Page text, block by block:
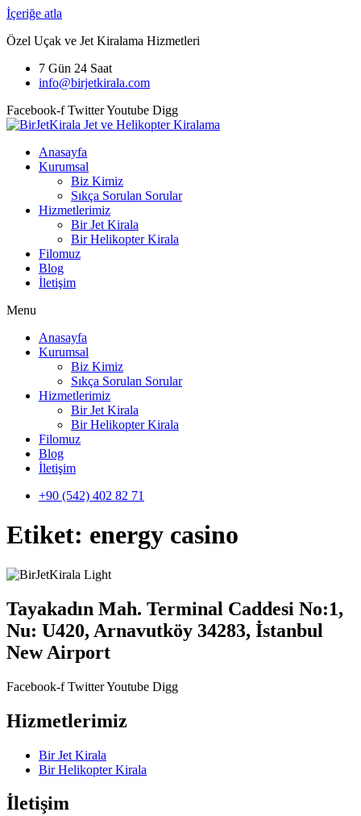
İçeriğe atla
Özel Uçak ve Jet Kiralama Hizmetleri
7 Gün 24 Saat
info@birjetkirala.com
Facebook-f TwitterYoutube Digg
Anasayfa
Kurumsal
Biz Kimiz
Sıkça Sorulan Sorular
Hizmetlerimiz
Bir Jet Kirala
Bir Helikopter Kirala
Filomuz
Blog
İletişim
Menu
Anasayfa
Kurumsal
Biz Kimiz
Sıkça Sorulan Sorular
Hizmetlerimiz
Bir Jet Kirala
Bir Helikopter Kirala
Filomuz
Blog
İletişim
+90 (542) 402 82 71
Etiket: energy casino
Tayakadın Mah. Terminal Caddesi No:1,
Nu: U420, Arnavutköy 34283, İstanbul
New Airport
Facebook-f TwitterYoutube Digg
Hizmetlerimiz
Bir Jet Kirala
Bir Helikopter Kirala
İletişim